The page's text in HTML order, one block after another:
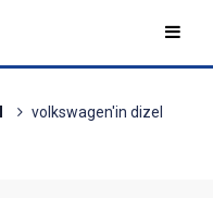
volkswagen'in dizel